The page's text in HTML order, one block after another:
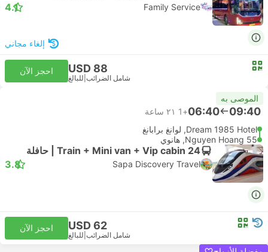
Family Service
4.1
إلغاء مجاني
USD 88
شامل الضرائب للبالغ
احجز الآن
الموصى به
09:40
06:40
+1
٢١ ساعة
Dream 1985 Hotel, لوانغ برابانغ
55 Nguyen Hoang, هانوي
Train + Mini van + Vip cabin 24 | حافلة
Sapa Discovery Travel
3.8
USD 62
شامل الضرائب للبالغ
احجز الآن